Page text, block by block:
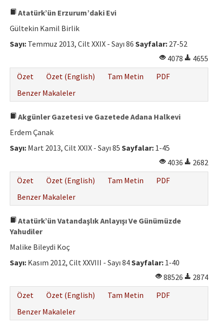
Atatürk’ün Erzurum’daki Evi
Gültekin Kamil Birlik
Sayı: Temmuz 2013, Cilt XXIX - Sayı 86 Sayfalar: 27-52
4078
4655
Özet
Özet (English) Tam Metin
PDF
Benzer Makaleler
Akgünler Gazetesi ve Gazetede Adana Halkevi
Erdem Çanak
Sayı: Mart 2013, Cilt XXIX - Sayı 85 Sayfalar: 1-45
4036
2682
Özet
Özet (English) Tam Metin
PDF
Benzer Makaleler
Atatürk’ün Vatandaşlık Anlayışı Ve Günümüzde
Yahudiler
Malike Bileydi Koç
Sayı: Kasım 2012, Cilt XXVIII - Sayı 84Sayfalar: 1-40
88526
2874
Özet
Özet (English) Tam Metin
PDF
Benzer Makaleler